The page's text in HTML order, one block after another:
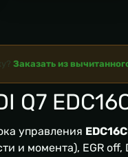
Заказать из
Q7
управления
и момента), EGR